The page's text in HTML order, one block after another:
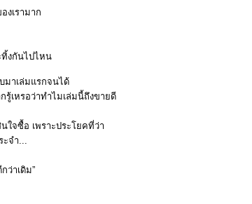
งเรามาก
ทิ้งกันไปไหน
าเล่มแรกจนได้
รู้เหรอว่าทำไมเล่มนี้ถึงขายดี
จซื้อ เพราะประโยคที่ว่า
ะจำ...
ว่าเดิม”